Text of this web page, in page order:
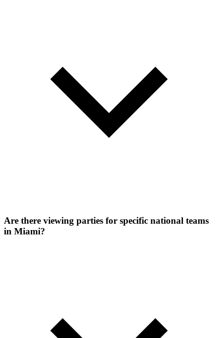
Are there viewing parties for specific national teams
in Miami?